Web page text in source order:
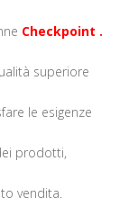
Checkpoint .
superiore
le esigenze
prodotti,
vendita.